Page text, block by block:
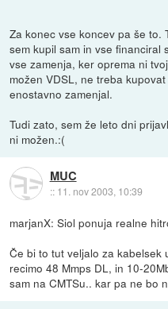
Za konec vse koncev pa še to.
sem kupil sam in vse financiral
vse zamenja, ker oprema ni
možen VDSL, ne treba
enostavno zamenjal.
Tudi zato, sem že leto dni
ni možen.:(
MUC
:: 11. nov 2003, 10:39
marjanX: Siol ponuja realne
Če bi to tut veljalo za kabelsek
recimo 48 Mmps DL, in 10-
sam na CMTSu.. kar pa ne bo